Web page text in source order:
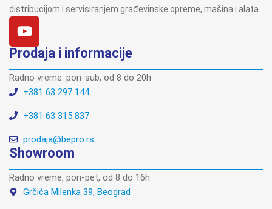
distribucijom i servisiranjem građevinske opreme, mašina i alata.
Prodaja i informacije
Radno vreme: pon-sub, od 8 do 20h
+381 63 297 144
+381 63 315 837
prodaja@bepro.rs
Showroom
Radno vreme, pon-pet, od 8 do 16h
Grčića Milenka 39, Beograd